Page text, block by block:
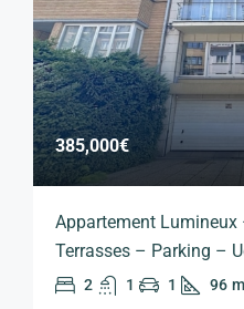
385,000€
Appartement Lumineux
Terrasses – Parking –
2 1 1 96